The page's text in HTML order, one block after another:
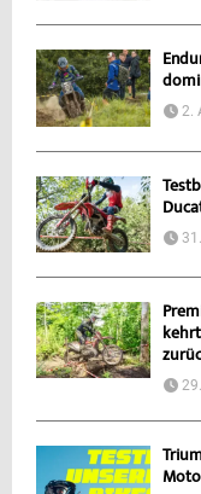
2.